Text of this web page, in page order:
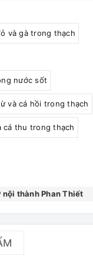
và gà trong thạch
nước sốt
và cá hồi trong thạch
cá thu trong thạch
nội thành Phan Thiết